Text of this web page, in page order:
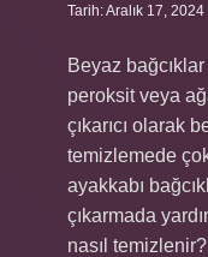
Tarih: Aralık 17, 2024
Beyaz
peroksit veya
çıkarıcı olarak
temizlemede
ayakkabı
çıkarmada
nasıl temizlenir?